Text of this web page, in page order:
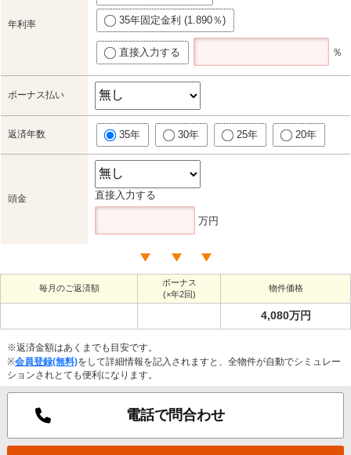
年利率 35年固定金利 (1.890％)
直接入力する ％
ボーナス払い
返済年数 35年 30年 25年 20年
頭金 直接入力する
万円
毎月のご返済額
ボーナス
(×年2回)
物件価格
4,080万円
※返済金額はあくまでも目安です。
※会員登録(無料)をして詳細情報を記入されますと、全物件が自動でシミュレー
ションされとても便利になります。
電話で問合わせ